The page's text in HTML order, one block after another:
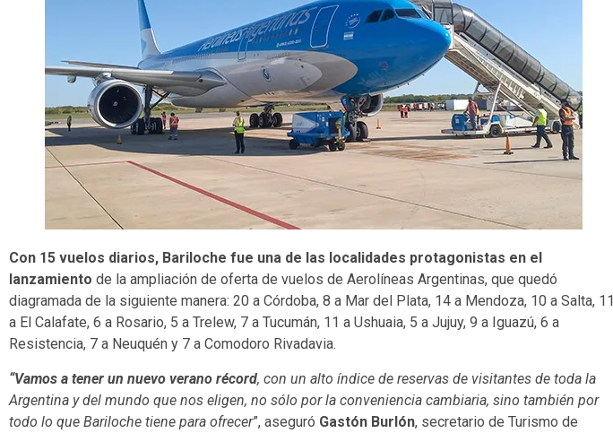
Con 15 vuelos diarios, Bariloche fue una de las localidades protagonistas en el
lanzamiento de la ampliación de oferta de vuelos de Aerolíneas Argentinas, que quedó
diagramada de la siguiente manera: 20 a Córdoba, 8 a Mar del Plata, 14 a Mendoza, 10 a Salta, 11
a El Calafate, 6 a Rosario, 5 a Trelew, 7 a Tucumán, 11 a Ushuaia, 5 a Jujuy, 9 a Iguazú, 6 a
Resistencia, 7 a Neuquén y 7 a Comodoro Rivadavia.
“Vamos a tener un nuevo verano récord, con un alto índice de reservas de visitantes de toda la
Argentina y del mundo que nos eligen, no sólo por la conveniencia cambiaria, sino también por
todo lo que Bariloche tiene para ofrecer”, aseguró Gastón Burlón, secretario de Turismo de